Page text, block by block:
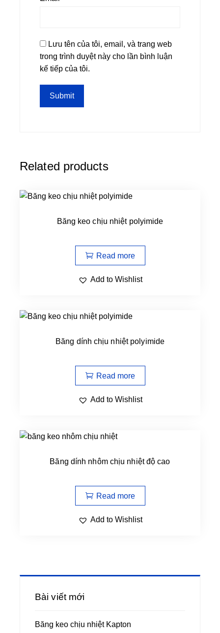
Lưu tên của tôi, email, và trang web
trong trình duyệt này cho lần bình luận
kế tiếp của tôi.
Related products
Băng keo chịu nhiệt polyimide
Read more
Add to Wishlist
Băng dính chịu nhiệt polyimide
Read more
Add to Wishlist
Băng dính nhôm chịu nhiệt độ cao
Read more
Add to Wishlist
Bài viết mới
Băng keo chịu nhiệt Kapton